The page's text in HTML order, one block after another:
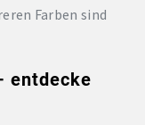
Farben sind
entdecke